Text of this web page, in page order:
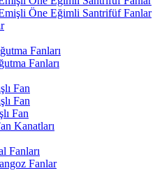
Öne Eğimli Santrifüf Fanlar
Fanları
Fanları
Fan
Fan
Fan
Kanatları
Fanları
Fanlar